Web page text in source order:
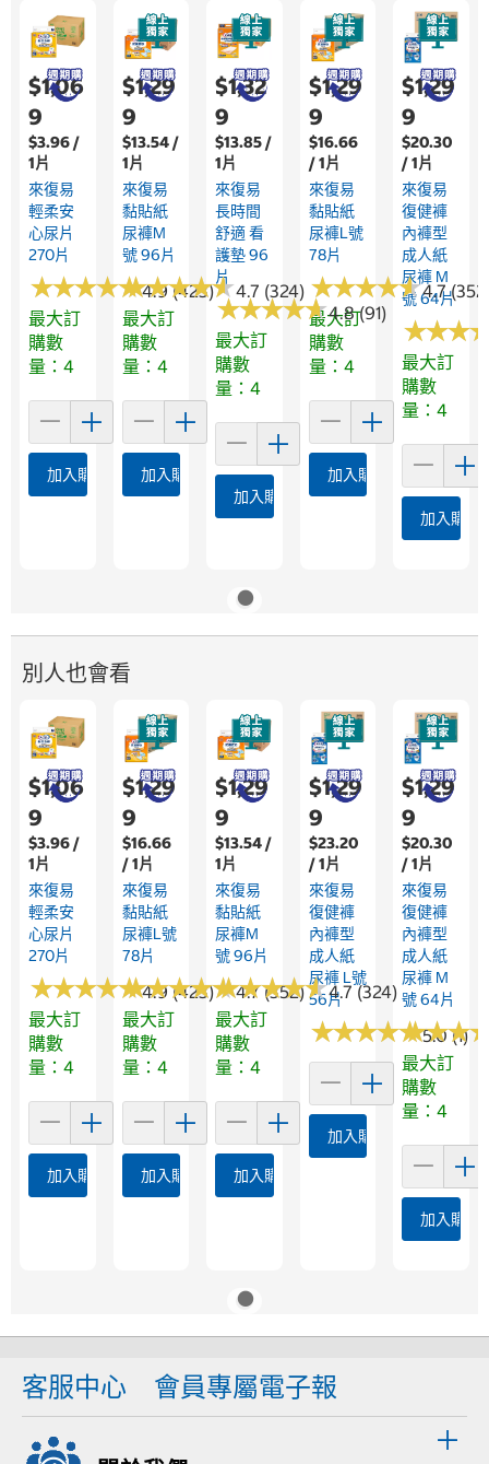
$1,06
9
$3.96 /
1片
來復易
輕柔安
心尿片
270片
★★★★★
★★★★★4.9 (423)
最大訂
購數
量：4
加入購物車
$1,29
9
$13.54 /
1片
來復易
黏貼紙
尿褲M
號 96片
★★★★★
★★★★★4.7 (324)
最大訂
購數
量：4
加入購物車
$1,32
9
$13.85 /
1片
來復易
長時間
舒適 看
護墊 96
片
★★★★★
★★★★★4.8 (91)
最大訂
購數
量：4
加入購物車
$1,29
9
$16.66
/ 1片
來復易
黏貼紙
尿褲L號
78片
★★★★★
★★★★★4.7
最大訂
購數
量：4
加入購物車
$1,29
9
$20.30
/ 1片
來復易
復健褲
內褲型
成人紙
尿褲 M
號 64片
★★★
★★★
最大訂
購數
量：4
加入購物
別人也會看
$1,06
9
$3.96 /
1片
來復易
輕柔安
心尿片
270片
★★★★★
★★★★★4.9 (423)
最大訂
購數
量：4
加入購物車
$1,29
9
$16.66
/ 1片
來復易
黏貼紙
尿褲L號
78片
★★★★★
★★★★★4.7 (352)
最大訂
購數
量：4
加入購物車
$1,29
9
$13.54 /
1片
來復易
黏貼紙
尿褲M
號 96片
★★★★★
★★★★★4.7 (324)
最大訂
購數
量：4
加入購物車
$1,29
9
$23.20
/ 1片
來復易
復健褲
內褲型
成人紙
尿褲 L號
56片
★★★★★
★★★★★5.0 (1)
加入購物車
$1,29
9
$20.30
/ 1片
來復易
復健褲
內褲型
成人紙
尿褲 M
號 64片
★★★
★★★
最大訂
購數
量：4
加入購物
客服中心 會員專屬電子報